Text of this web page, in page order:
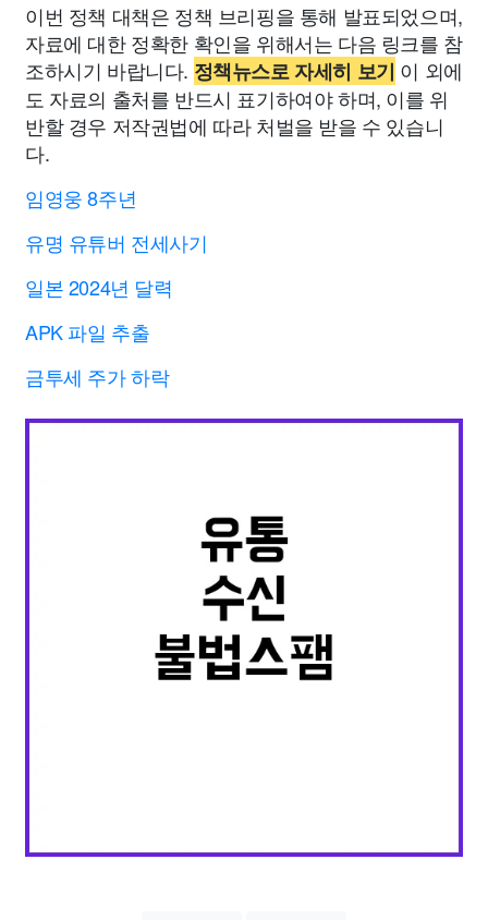
이번 정책 대책은 정책 브리핑을 통해 발표되었으며,
자료에 대한 정확한 확인을 위해서는 다음 링크를 참
조하시기 바랍니다. 정책뉴스로 자세히 보기 이 외에
도 자료의 출처를 반드시 표기하여야 하며, 이를 위
반할 경우 저작권법에 따라 처벌을 받을 수 있습니
다.
임영웅 8주년
유명 유튜버 전세사기
일본 2024년 달력
APK 파일 추출
금투세 주가 하락